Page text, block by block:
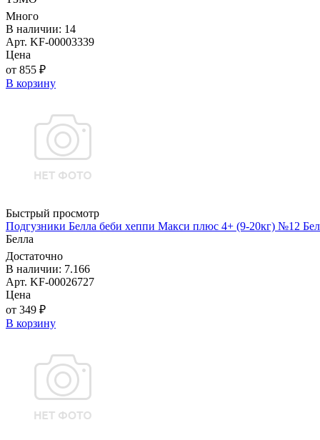
Много
В наличии: 14
Арт. KF-00003339
Цена
от 855 ₽
В корзину
Быстрый просмотр
Подгузники Белла беби хеппи Макси плюс 4+ (9-20кг) №12
Белла
Достаточно
В наличии: 7.166
Арт. KF-00026727
Цена
от 349 ₽
В корзину